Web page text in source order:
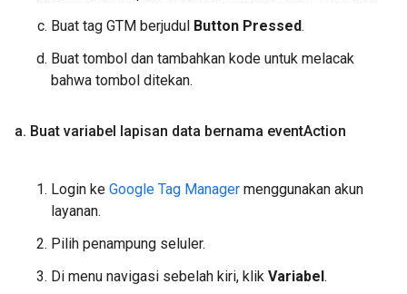
Buat tag GTM berjudul Button Pressed.
Buat tombol dan tambahkan kode untuk melacak
bahwa tombol ditekan.
a. Buat variabel lapisan data bernama eventAction
Login ke Google Tag Manager menggunakan akun
layanan.
Pilih penampung seluler.
Di menu navigasi sebelah kiri, klik Variabel.